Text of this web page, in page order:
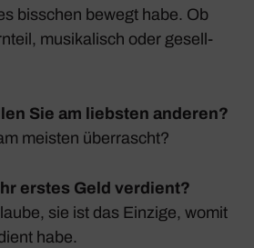
biss­chen bewegt habe. Ob
musi­ka­lisch oder gesell­
Sie am liebsten anderen?
meisten über­rascht?
erstes Geld verdient?
sie ist das Einzige, womit
habe.